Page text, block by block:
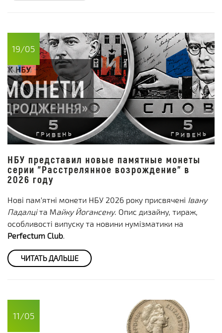
19/05
НБУ представил новые памятные монеты
серии "Расстрелянное возрождение" в
2026 году
Нові пам’ятні монети НБУ 2026 року присвячені Івану
Падалціта Майку Йогансену. Опис дизайну, тираж,
особливості випуску та новини нумізматики на
Perfectum Club.
ЧИТАТЬ ДАЛЬШЕ
11/05